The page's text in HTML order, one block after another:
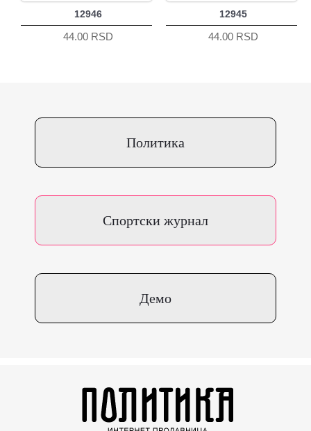
12946
44.00 RSD
12945
44.00 RSD
Политика
Спортски журнал
Демо